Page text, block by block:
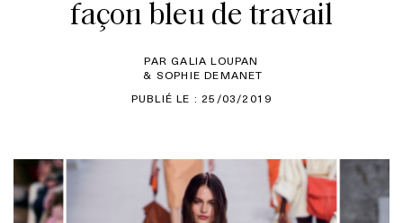
façon bleu de travail
PAR GALIA LOUPAN
& SOPHIE DEMANET
PUBLIÉ LE : 25/03/2019